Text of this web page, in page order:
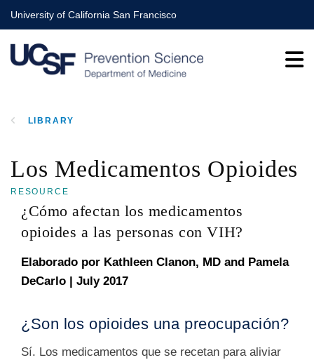
Skip
to
main
content
University of California San Francisco
LIBRARY
Los Medicamentos Opioides
RESOURCE
¿Cómo afectan los medicamentos
opioides a las personas con VIH?
Elaborado por Kathleen Clanon, MD and Pamela
DeCarlo | July 2017
¿Son los opioides una preocupación?
Sí. Los medicamentos que se recetan para aliviar